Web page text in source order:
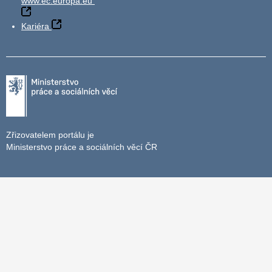
Kariéra
Zřizovatelem portálu je
Ministerstvo práce a sociálních věcí ČR